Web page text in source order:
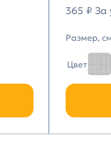
365 ₽ За
Размер, см
Цвет